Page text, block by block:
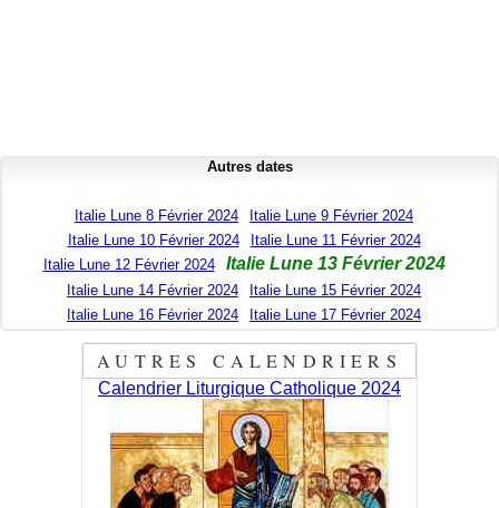
Autres dates
Italie Lune 8 Février 2024
Italie Lune 9 Février 2024
Italie Lune 10 Février 2024
Italie Lune 11 Février 2024
Italie Lune 12 Février 2024
Italie Lune 13 Février 2024
Italie Lune 14 Février 2024
Italie Lune 15 Février 2024
Italie Lune 16 Février 2024
Italie Lune 17 Février 2024
AUTRES CALENDRIERS
Calendrier Liturgique Catholique 2024